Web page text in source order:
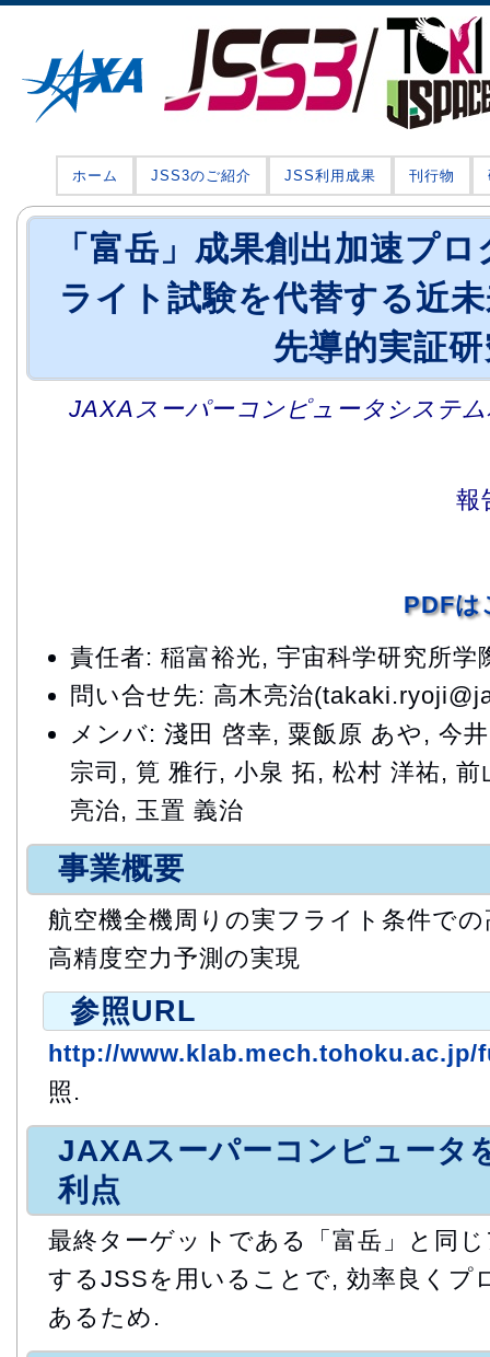
ホーム JSS3のご紹介 JSS利用成果 刊行物
「富岳」成果創出加速プ
ライト試験を代替する近
先導的実証
JAXAスーパーコンピュータシステ
報
PDFは
責任者: 稲富裕光, 宇宙科学研究所学
問い合せ先: 高木亮治
メンバ: 淺田 啓幸, 粟飯原 あや, 今
宗司, 筧 雅行, 小泉 拓, 松村 洋祐,
亮治, 玉置 義治
事業概要
航空機全機周りの実フライト条件で
高精度空力予測の実現
参照URL
http://www.klab.mech.tohoku.ac.jp/
照.
JAXAスーパーコンピュータ
利点
最終ターゲットである「富岳」と同
するJSSを用いることで, 効率良くプ
あるため.